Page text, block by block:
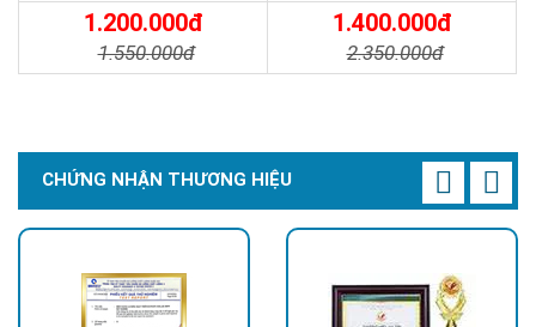
ĐƯỜNG NĂNG LƯỢNG MẶT
TRỜI 100W GIÁ RẺ - Solar
Light 100W
1.200.000đ
1.550.000đ
TRỜI - Solar Light 300W
1.400.000đ
2.350.000đ
CHỨNG NHẬN THƯƠNG HIỆU